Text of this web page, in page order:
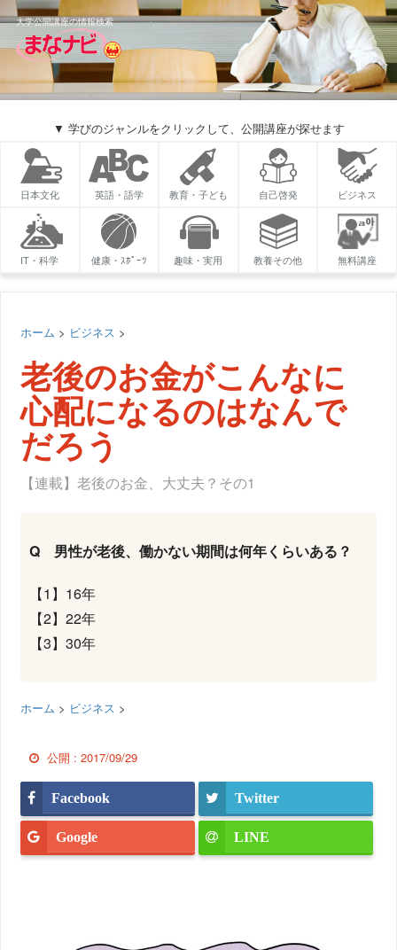
大学公開講座の情報検索
▼ 学びのジャンルをクリックして、公開講座が探せます
日本文化 英語・語学 教育・子ども 自己啓発 ビジネス
IT・科学 健康・ｽﾎﾟｰﾂ 趣味・実用 教養その他 無料講座
ホーム > ビジネス >
老後のお金がこんなに
心配になるのはなんで
だろう
【連載】老後のお金、大丈夫？その1
Q 男性が老後、働かない期間は何年くらいある？
【1】16年
【2】22年
【3】30年
ホーム > ビジネス >
公開 :2017/09/29
Facebook Twitter
Google LINE